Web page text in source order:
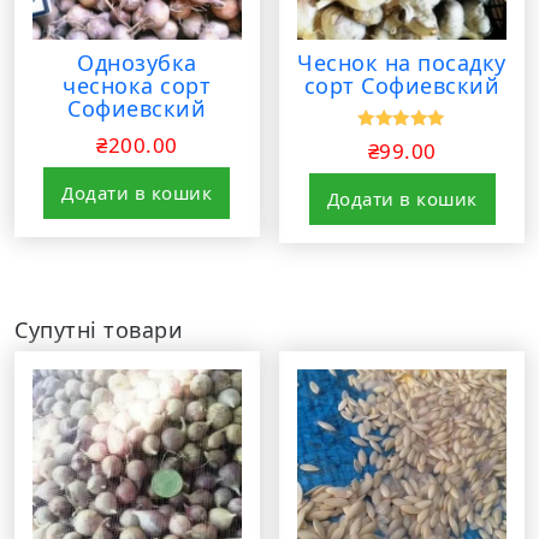
Однозубка
чеснока сорт
Софиевский
₴200.00
Додати в кошик
Чеснок на посадку
сорт Софиевский
Оцінено в
5.00
з 5
₴99.00
Додати в кошик
Супутні товари